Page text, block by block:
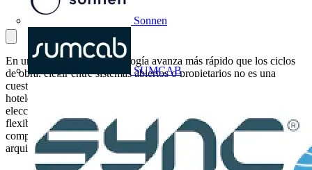
Sonnen
SUMCAB
En un sector donde la tecnología avanza más rápido que los ciclos
de obra, elegir entre sistemas abiertos o propietarios no es una
cuestión técnica: es una decisión de futuro. A medida que viviendas,
hoteles y edificios corporativos se vuelven más complejos, la
elección del protocolo tecnológico domótico condiciona la
flexibilidad, la escalabilidad y la vida útil de la instalación. Por eso,
comprender esta diferencia se ha convertido en un punto crítico para
arquitectos, ingenierías y promotores.